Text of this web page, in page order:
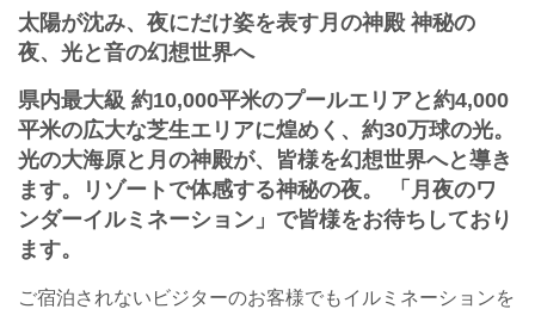
太陽が沈み、夜にだけ姿を表す月の神殿 神秘の
夜、光と音の幻想世界へ
県内最大級 約10,000平米のプールエリアと約4,000
平米の広大な芝生エリアに煌めく、約30万球の光。
光の大海原と月の神殿が、皆様を幻想世界へと導き
ます。リゾートで体感する神秘の夜。 「月夜のワ
ンダーイルミネーション」で皆様をお待ちしており
ます。
ご宿泊されないビジターのお客様でもイルミネーションを